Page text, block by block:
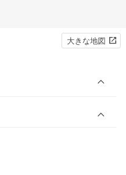
大きな地図